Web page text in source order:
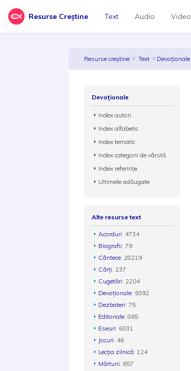
Resurse Creștine Text Audio Video
Resurse creștine Text Devoționale
Devoționale
Index autori
Index alfabetic
Index tematic
Index categorii de vârstă
Index referințe
Ultimele adăugate
Alte resurse text
Acorduri: 4734
Biografii: 79
Cântece: 28219
Cărți: 237
Cugetări: 2204
Devoționale: 9392
Dezbateri: 75
Editoriale: 865
Eseuri: 6031
Jocuri: 46
Lecția zilnică: 124
Mărturii: 657